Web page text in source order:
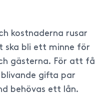
kostnaderna rusar
ska bli ett minne för
gästerna. För att få
gifta par
behövas ett lån.